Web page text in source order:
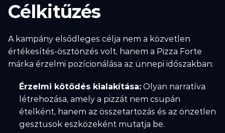
Célkitűzés
A kampány elsődleges célja nem a közvetlen
értékesítés-ösztönzés volt, hanem a Pizza Forte
márka érzelmi pozícionálása az ünnepi időszakban:
Érzelmi kötődés kialakítása: Olyan narratíva
létrehozása, amely a pizzát nem csupán
ételként, hanem az összetartozás és az önzetlen
gesztusok eszközeként mutatja be.